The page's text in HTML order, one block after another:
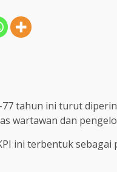
tahun ini turut
wartawan dan
ini terbentuk